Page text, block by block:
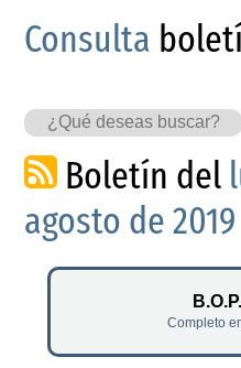
Consulta
Boletín del
agosto de 2019
Completo